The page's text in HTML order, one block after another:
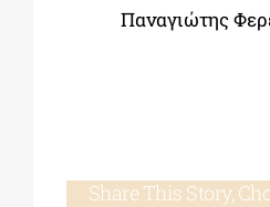
Παναγιώτης
Share This Story,